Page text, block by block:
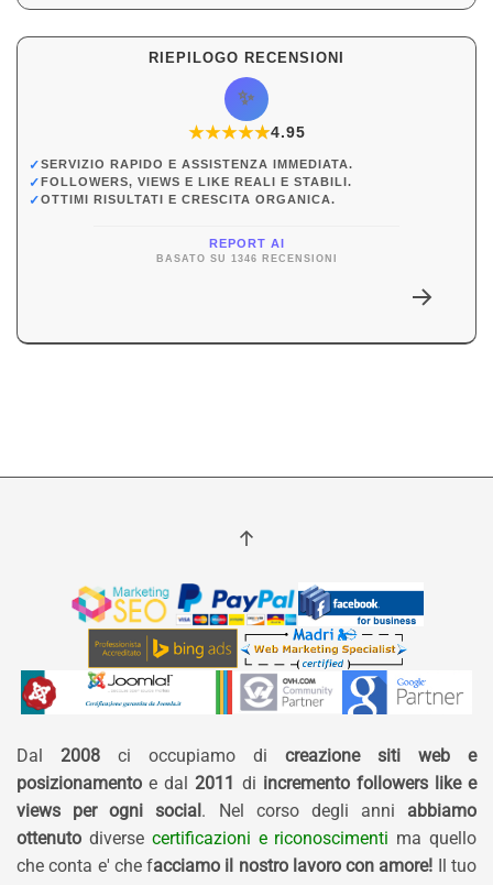
RIEPILOGO RECENSIONI
✨
★★★★★
★4.95
✓SERVIZIO RAPIDO E ASSISTENZA IMMEDIATA.
✓ FOLLOWERS, VIEWS E LIKE REALI E STABILI.
✓OTTIMI RISULTATI E CRESCITA ORGANICA.
REPORT AI
BASATO SU 1346 RECENSIONI
Dal 2008 ci occupiamo di creazione siti web e
posizionamento e dal 2011 di incremento followers like e
views per ogni social . Nel corso degli anni abbiamo
ottenuto diverse certificazioni e riconoscimenti ma quello
che conta e' che facciamo il nostro lavoro con amore! Il tuo